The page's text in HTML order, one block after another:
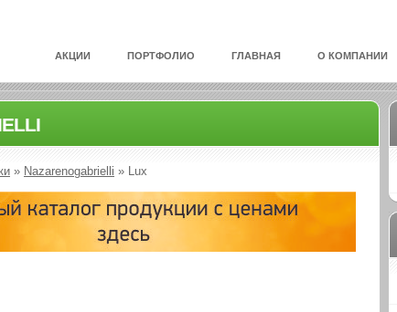
АКЦИИ ПОРТФОЛИО ГЛАВНАЯ О КОМПАНИИ
» Nazarenogabrielli » Lux